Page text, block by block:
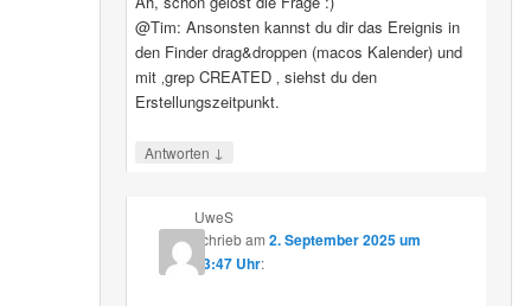
@Tim: Ansonsten kannst du dir das Ereignis in
den Finder drag&droppen (macos Kalender) und
mit ‚grep CREATED ‚ siehst du den
Erstellungszeitpunkt.
Antworten ↓
UweS
schriebam 2. September 2025 um
13:47 Uhr: